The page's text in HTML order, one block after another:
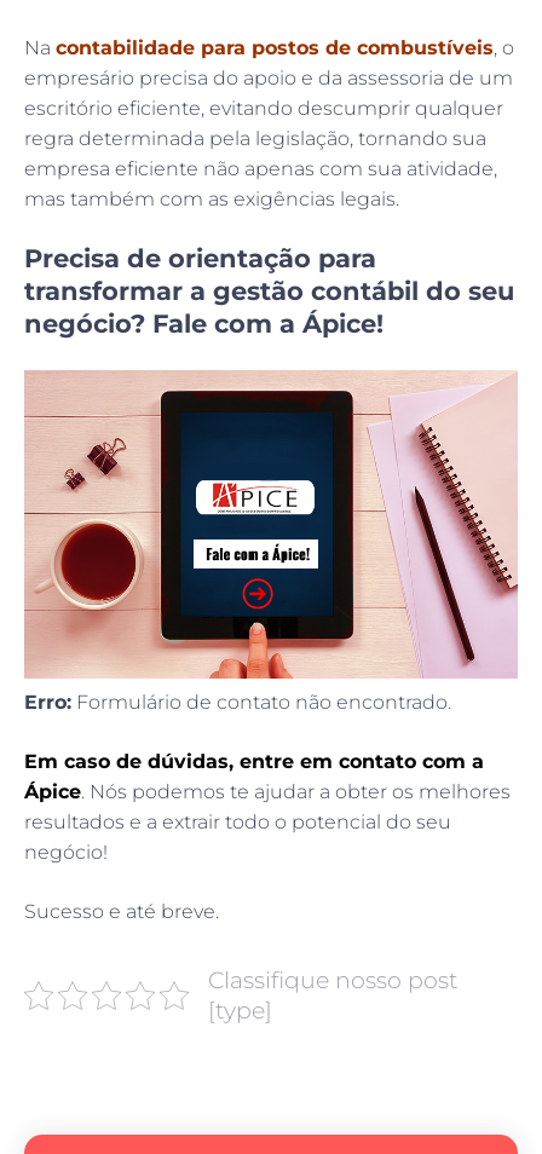
Na contabilidade para postos de combustíveis, o
empresário precisa do apoio e da assessoria de um
escritório eficiente, evitando descumprir qualquer
regra determinada pela legislação, tornando sua
empresa eficiente não apenas com sua atividade,
mas também com as exigências legais.
Precisa de orientação para
transformar a gestão contábil do seu
negócio? Fale com a Ápice!
Erro: Formulário de contato não encontrado.
Em caso de dúvidas, entre em contato com a
Ápice. Nós podemos te ajudar a obter os melhores
resultados e a extrair todo o potencial do seu
negócio!
Sucesso e até breve.
Classifique nosso post
[type]